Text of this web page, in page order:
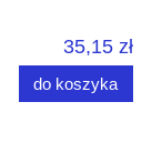
35,15 zł
do koszyka